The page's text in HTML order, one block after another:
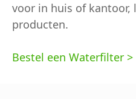
voor in huis of kantoor,
producten.
Bestel een Waterfilter >